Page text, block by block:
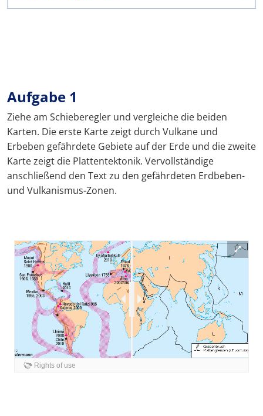
Aufgabe 1
Ziehe am Schieberegler und vergleiche die beiden
Karten. Die erste Karte zeigt durch Vulkane und
Erbeben gefährdete Gebiete auf der Erde und die zweite
Karte zeigt die Plattentektonik. Vervollständige
anschließend den Text zu den gefährdeten Erdbeben-
und Vulkanismus-Zonen.